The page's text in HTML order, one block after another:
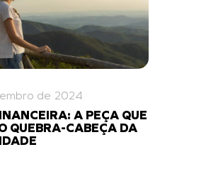
de 2024
A PEÇA QUE
QUEBRA-CABEÇA DA